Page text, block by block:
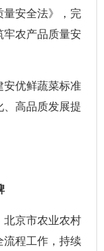
量安全法》，完
牢农产品质量安
优鲜蔬菜标准
、高品质发展提
京市农业农村
流程工作，持续